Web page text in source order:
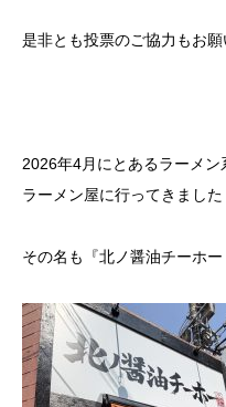
是非とも投票のご協力もお願
2026年4月にとあるラーメ
ラーメン屋に行ってきました
その名も『北ノ醤油チーホ